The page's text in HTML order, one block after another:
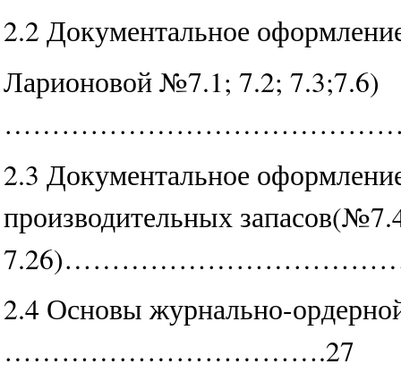
2.2 Документальное
Ларионовой №7.1; 7.2; 7.3;7.6)
2.3 Документальное
производительных
2.4 Основы журнально-
…………………………….27